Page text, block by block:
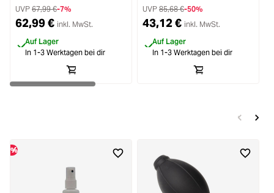
UVP 67,99 €-7%
62,99 € inkl. MwSt.
Auf Lager
In 1-3 Werktagen bei dir
UVP 85,68 €-50%
43,12 € inkl. MwSt.
Auf Lager
In 1-3 Werktagen bei dir
%